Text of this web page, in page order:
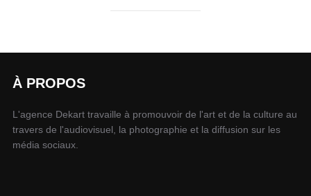
À PROPOS
L'agence Dekart travaille à promouvoir de l'art et de la culture au
travers de l'audiovisuel, la photographie et la diffusion sur les
média sociaux.